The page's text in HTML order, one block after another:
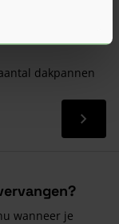
dakpannen
Lees
wanneer je